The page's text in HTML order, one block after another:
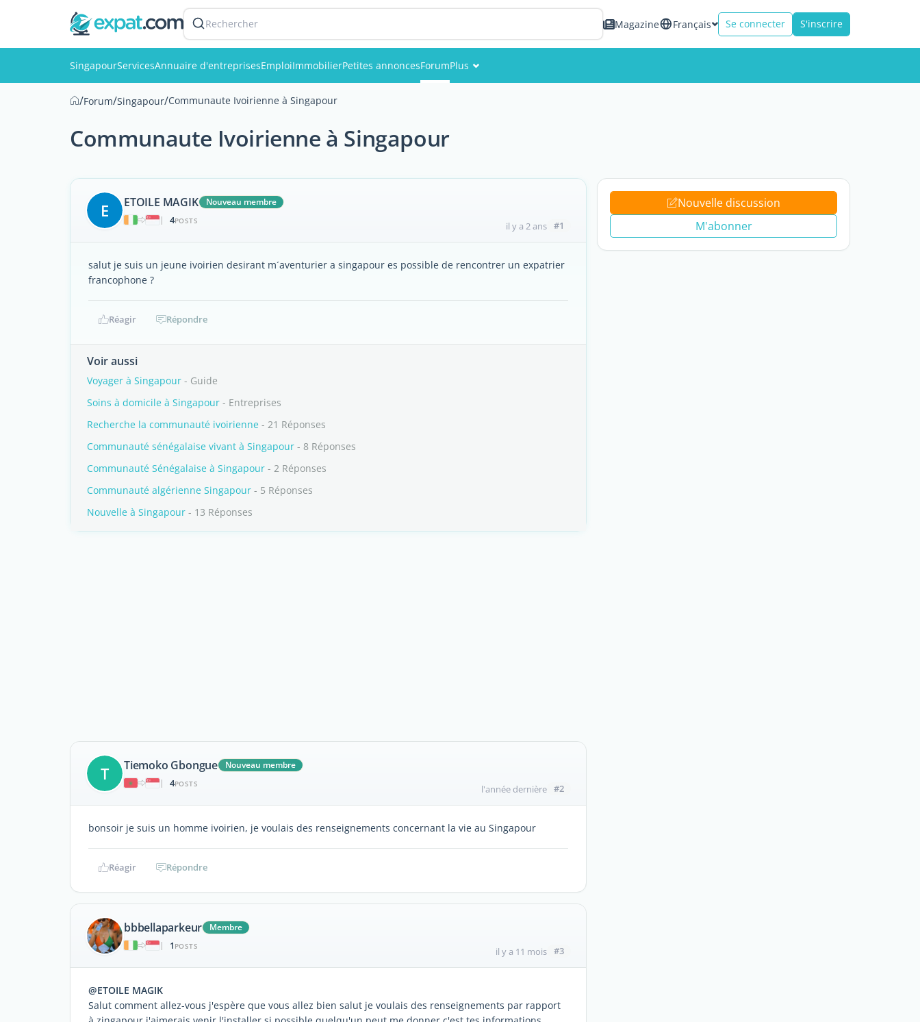
Rechercher Magazine Français Se connecter S'inscrire
SingapourServicesAnnuaire d'entreprisesEmploiImmobilierPetites annoncesForumPlus
/Forum/Singapour/Communaute Ivoirienne à Singapour
Communaute Ivoirienne à Singapour
E ETOILE MAGIK
Nouveau membre
|
4POSTS il y a 2 ans #1
salut je suis un jeune ivoirien desirant m´aventurier a singapour es possible de rencontrer un expatrier
francophone ?
Réagir Répondre
Voir aussi
Voyager à Singapour - Guide
Soins à domicile à Singapour - Entreprises
Recherche la communauté ivoirienne - 21 Réponses
Communauté sénégalaise vivant à Singapour - 8 Réponses
Communauté Sénégalaise à Singapour - 2 Réponses
Communauté algérienne Singapour - 5 Réponses
Nouvelle à Singapour - 13 Réponses
T Tiemoko Gbongue
Nouveau membre
|
4POSTS l'année dernière #2
bonsoir je suis un homme ivoirien, je voulais des renseignements concernant la vie au Singapour
Réagir Répondre
bbbellaparkeur
Membre
|
1 POSTS il y a 11 mois #3
@ETOILE MAGIK
Salut comment allez-vous j'espère que vous allez bien salut je voulais des renseignements par rapport
Nouvelle discussion
M'abonner